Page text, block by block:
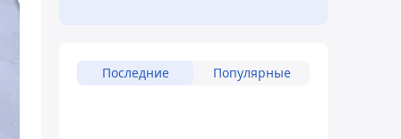
Последние Популярные